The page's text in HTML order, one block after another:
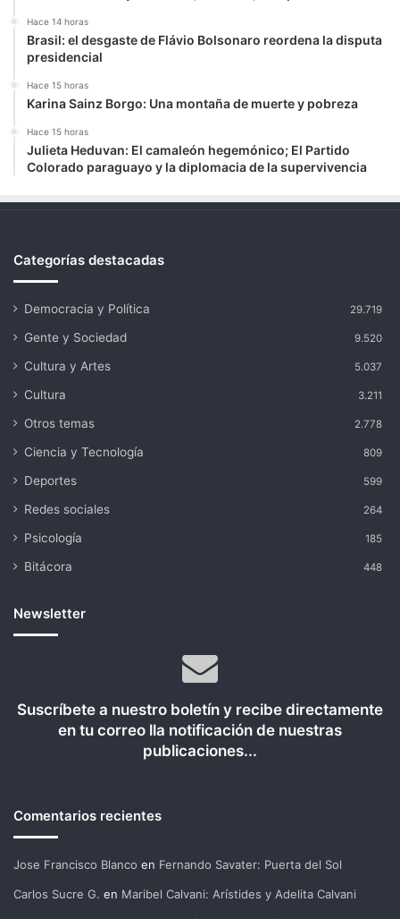
Hace 14 horas
Brasil: el desgaste de Flávio Bolsonaro reordena la disputa
presidencial
Hace 15 horas
Karina Sainz Borgo: Una montaña de muerte y pobreza
Hace 15 horas
Julieta Heduvan: El camaleón hegemónico; El Partido
Colorado paraguayo y la diplomacia de la supervivencia
Categorías destacadas
Democracia y Política 29.719
Gente y Sociedad 9.520
Cultura y Artes 5.037
Cultura 3.211
Otros temas 2.778
Ciencia y Tecnología 809
Deportes 599
Redes sociales 264
Psicología 185
Bitácora 448
Newsletter
Suscríbete a nuestro boletín y recibe directamente
en tu correo lla notificación de nuestras
publicaciones...
Comentarios recientes
Jose Francisco Blanco en Fernando Savater: Puerta del Sol
Carlos Sucre G. en Maribel Calvani: Arístides y Adelita Calvani